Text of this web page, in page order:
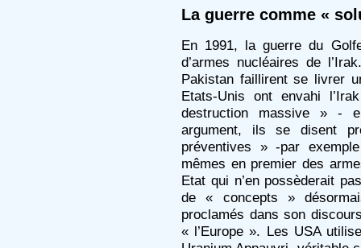
La guerre comme «
En 1991, la guerre du
d’armes nucléaires de
Pakistan faillirent se livrer
Etats-Unis ont envahi
destruction massive » -
argument, ils se disent
préventives » -par
mêmes en premier des
Etat qui n’en possèderait
de « concepts »
proclamés dans son
« l’Europe ». Les USA